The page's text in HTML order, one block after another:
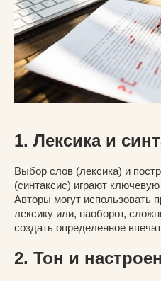
1. Лексика и
Выбор слов (лексика) и
(синтаксис) играют
Авторы могут использовать
лексику или, наоборот,
создать определенное
2. Тон и